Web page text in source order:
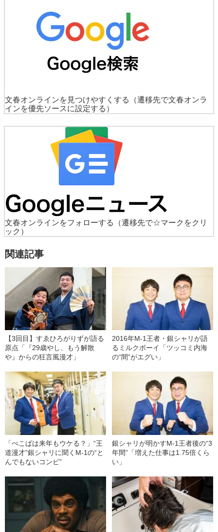
文春オンラインを見つけやすくする
（遷移先で文春オンラ
インを優先ソースに設定する）
文春オンラインをフォローする
（遷移先で☆マークをクリ
ック）
関連記事
【3回目】すゑひろがりずが語る
原点「『29歳やし、もう解散
や』からの狂言風漫才」
2016年M-1王者・銀シャリが語
るミルクボーイ「ツッコミ内海
の“間”がエグい」
「ぺこぱは来年もウケる？」“王
道漫才”銀シャリに聞くM-1の“と
んでもないコンビ”
銀シャリが明かすM-1王者後の“3
年間”「増えた仕事は1.75倍くら
い」